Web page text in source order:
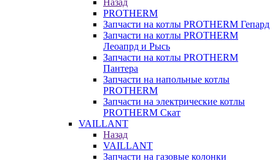
Назад
PROTHERM
Запчасти на котлы PROTHERM Гепард
Запчасти на котлы PROTHERM
Леоапрд и Рысь
Запчасти на котлы PROTHERM
Пантера
Запчасти на напольные котлы
PROTHERM
Запчасти на электрические котлы
PROTHERM Скат
VAILLANT
Назад
VAILLANT
Запчасти на газовые колонки